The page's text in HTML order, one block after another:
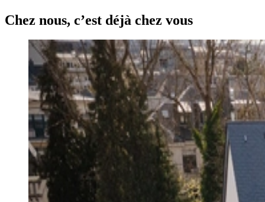
Chez nous, c’est déjà chez vous